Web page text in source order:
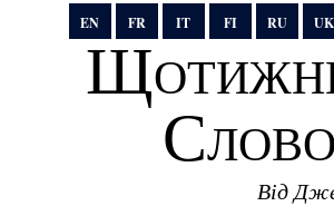
EN FR IT FI RU UK
Слово
Від